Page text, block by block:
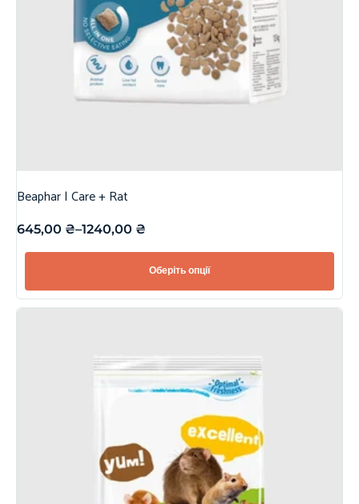
Beaphar | Care + Rat
645,00 ₴–1240,00 ₴
Оберіть опції